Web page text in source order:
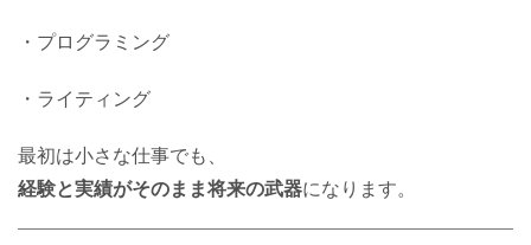
・プログラミング
・ライティング
最初は小さな仕事でも、
経験と実績がそのまま将来の武器になります。